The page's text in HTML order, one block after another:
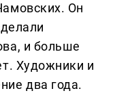
Он
и больше
Художники и
два года.